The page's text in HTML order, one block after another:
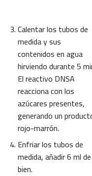
Calentar los tubos de
medida y sus
contenidos en agua
hirviendo durante 5
El reactivo DNSA
reacciona con los
azúcares presentes,
generando un
rojo-marrón.
Enfriar los tubos de
medida, añadir 6 ml
bien.